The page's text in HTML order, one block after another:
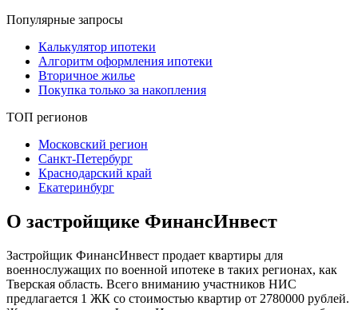
Популярные запросы
Калькулятор ипотеки
Алгоритм оформления ипотеки
Вторичное жилье
Покупка только за накопления
ТОП регионов
Московский регион
Санкт-Петербург
Краснодарский край
Екатеринбург
О застройщике ФинансИнвест
Застройщик ФинансИнвест продает квартиры для
военнослужащих по военной ипотеке в таких регионах, как
Тверская область. Всего вниманию участников НИС
предлагается 1 ЖК со стоимостью квартир от 2780000 рублей.